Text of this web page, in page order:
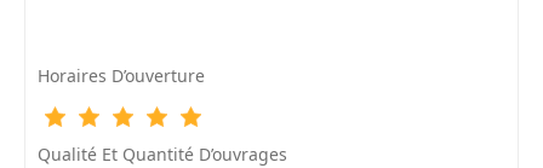
Horaires D’ouverture
Qualité Et Quantité D’ouvrages